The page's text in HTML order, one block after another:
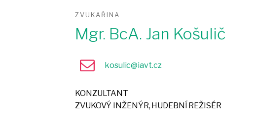
ZVUKAŘINA
Mgr. BcA. Jan Košulič
kosulic@iavt.cz
KONZULTANT
ZVUKOVÝ INŽENÝR, HUDEBNÍ REŽISÉR